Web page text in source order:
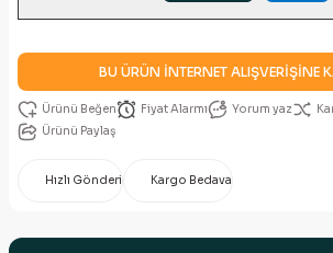
BU ÜRÜN İNTERNET ALIŞVERİŞİNE
Fiyat Alarmı Yorum yaz
Ürünü Paylaş
Hızlı Gönderi Kargo Bedava